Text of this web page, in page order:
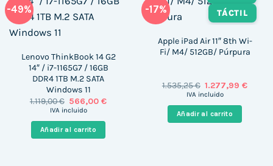
-49%
Lenovo ThinkBook 14 G2
14″ / i7-1165G7 / 16GB
DDR4 1TB M.2 SATA
Windows 11
1.119,00€ El
precio
era:
1.119,00 €.
566,00€El
IVA incluido
Añadir al carrito
-17%
TÁCTIL
Apple iPad Air 11″ 8th Wi-
Fi/ M4/ 512GB/ Púrpura
1.535,25€ El
precio
era:
1.535,25 €.
1.277,99€El
IVA incluido
Añadir al carrito